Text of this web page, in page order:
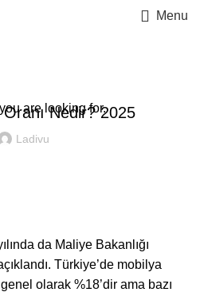
Menu
Nedir? 2025
Ladivu
da Maliye Bakanlığı
Türkiye’de mobilya
olarak %18’dir ama bazı
are looking for.